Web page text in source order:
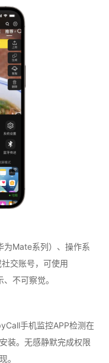
为Mate系列）、操作系
交账号，可使用
不可察觉。
手机监控APP检测在
装。无感静默完成权限
。